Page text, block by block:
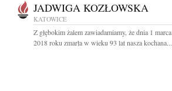
JADWIGA KOZŁOWSKA
KATOWICE
Z głębokim żalem zawiadamiamy, że dnia 1 marca
2018 roku zmarła w wieku 93 lat nasza kochana...